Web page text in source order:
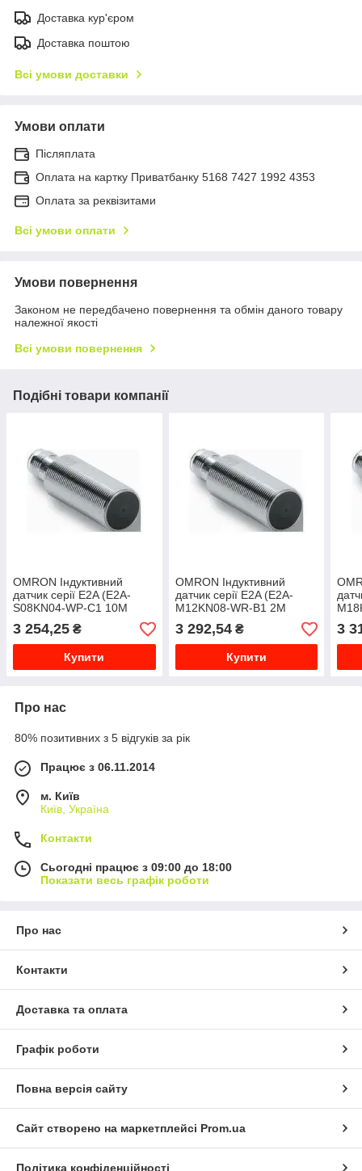
Доставка кур'єром
Доставка поштою
Всі умови доставки
Умови оплати
Післяплата
Оплата на картку Приватбанку 5168 7427 1992 4353
Оплата за реквізитами
Всі умови оплати
Умови повернення
Законом не передбачено повернення та обмін даного товару
належної якості
Всі умови повернення
Подібні товари компанії
OMRON Індуктивний
датчик серії E2A (E2A-
S08KN04-WP-C1 10M
3 254,25 ₴
Купити
OMRON Індуктивний
датчик серії E2A (E2A-
M12KN08-WR-B1 2M
3 292,54₴
Купити
3
Про нас
80% позитивних з 5 відгуків за рік
Працює з 06.11.2014
м. Київ
Київ, Україна
Контакти
Сьогодні працює з 09:00 до 18:00
Показати весь графік роботи
Про нас
Контакти
Доставка та оплата
Графік роботи
Повна версія сайту
Сайт створено на маркетплейсі Prom.ua
Політика конфіденційності